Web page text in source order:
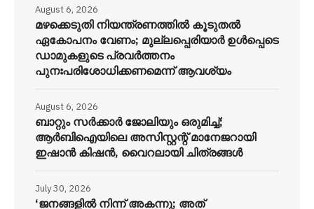
മഴക്കെടുതി നിയന്ത്രണത്തിൽ കൂടുതൽ
ഏകോപനം വേണം; മുല്ലപ്പെരിയാർ ഉൾപ്പെടെ
ഡാമുകളുടെ പ്രവർത്തനം
പുനഃപരിശോധിക്കണമെന്ന് ആവശ്യം
August 6, 2026
ബാറ്റും സർക്കാർ ജോലിയും ഒരുമിച്ച്;
ആർബിഐയിലെ അസിസ്റ്റന്റ് മാനേജറായി
ഇഷാൻ കിഷൻ, വൈറലായി ചിത്രങ്ങൾ
August 6, 2026
‘ജനങ്ങളിൽ നിന്ന് അകന്നു; അത്
July 30, 2026